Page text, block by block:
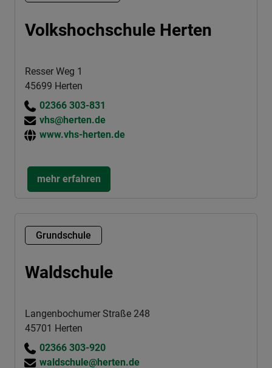
Volkshochschule Herten
Resser Weg 1
45699 Herten
02366 303-831
vhs@herten.de
www.vhs-herten.de
mehr erfahren
Grundschule
Waldschule
Langenbochumer Straße 248
45701 Herten
02366 303-920
waldschule@herten.de